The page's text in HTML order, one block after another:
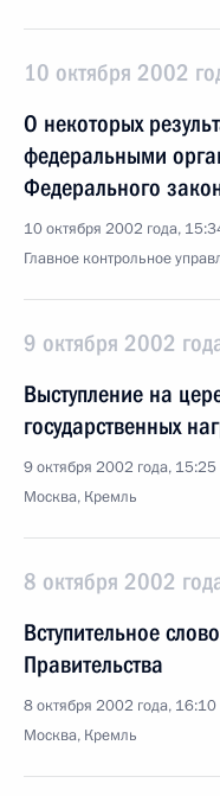
10 октября 2002
О некоторых
федеральными
Федерального
10 октября 2002 года,
Главное контрольное
9 октября 2002
Выступление на
государственных
9 октября 2002 года, 15:25
Москва, Кремль
8 октября 2002
Вступительное
Правительства
8 октября 2002 года, 16:10
Москва, Кремль